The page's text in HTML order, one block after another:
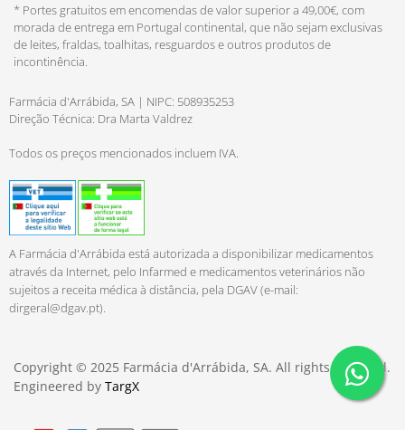
* Portes gratuitos em encomendas de valor superior a 49,00€, com
morada de entrega em Portugal continental, que não sejam exclusivas
de leites, fraldas, toalhitas, resguardos e outros produtos de
incontinência.
Farmácia d'Arrábida, SA | NIPC: 508935253
Direção Técnica: Dra Marta Valdrez
Todos os preços mencionados incluem IVA.
A Farmácia d'Arrábida está autorizada a disponibilizar medicamentos
através da Internet, pelo Infarmed e medicamentos veterinários não
sujeitos a receita médica à distância, pela DGAV (e-mail:
dirgeral@dgav.pt).
Copyright © 2025 Farmácia d'Arrábida, SA. All rights reserved.
Engineered by TargX